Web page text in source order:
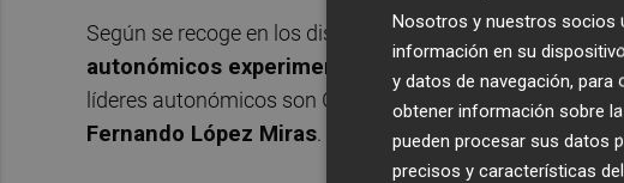
Según se recoge en los distintos proyectos de
autonómicos experimentarán en 2024 el
líderes autonómicos son Gonzalo Capellán, María
Fernando López Miras.
Nosotros y nuestros socios
información en su
y datos de navegación,
obtener información sobre
pueden procesar sus datos
precisos y características